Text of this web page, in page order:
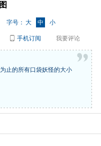
字号： 大 中 小
手机订阅 我要评论
止的所有口袋妖怪的大小